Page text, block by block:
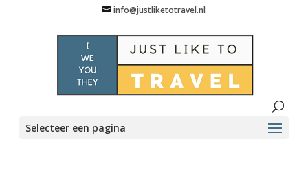
info@justliketotravel.nl
Selecteer een pagina